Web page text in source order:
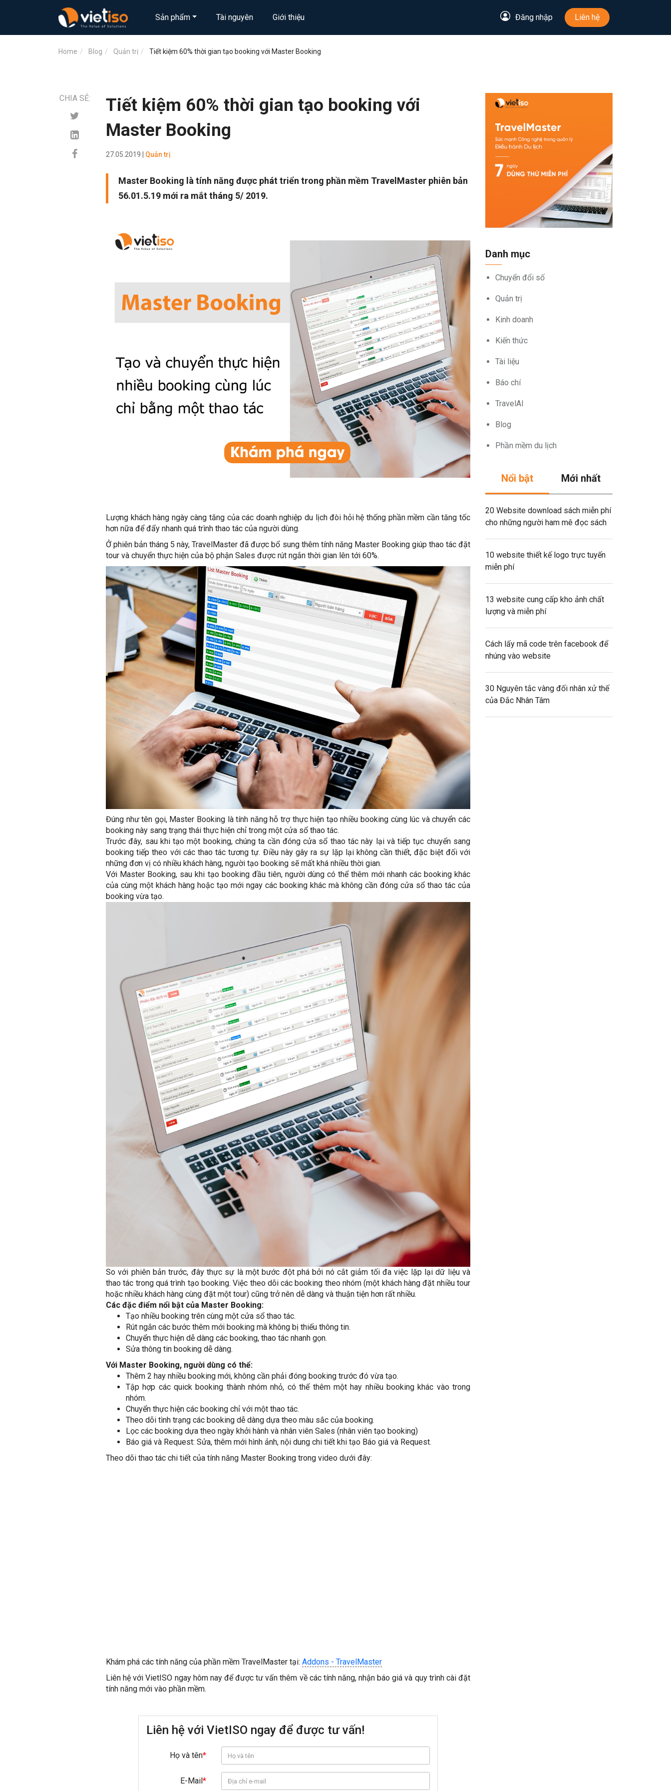
Sản phẩm Tài nguyên Giới thiệu Đăng nhập Liên hệ
Home Blog Quản trị Tiết kiệm 60% thời gian tạo booking với Master Booking
CHIA SẺ:
Tiết kiệm 60% thời gian tạo booking với
Master Booking
27.05.2019 | Quản trị
Master Booking là tính năng được phát triển trong phần mềm TravelMaster phiên bản
56.01.5.19 mới ra mắt tháng 5/ 2019.
Lượng khách hàng ngày càng tăng của các doanh nghiệp du lịch đòi hỏi hệ thống phần mềm cần tăng tốc
hơn nữa để đẩy nhanh quá trình thao tác của người dùng.
Ở phiên bản tháng 5 này, TravelMaster đã được bổ sung thêm tính năng Master Booking giúp thao tác đặt
tour và chuyển thực hiện của bộ phận Sales được rút ngắn thời gian lên tới 60%.
Đúng như tên gọi, Master Booking là tính năng hỗ trợ thực hiện tạo nhiều booking cùng lúc và chuyển các
booking này sang trạng thái thực hiện chỉ trong một cửa sổ thao tác.
Trước đây, sau khi tạo một booking, chúng ta cần đóng cửa sổ thao tác này lại và tiếp tục chuyển sang
booking tiếp theo với các thao tác tương tự. Điều này gây ra sự lặp lại không cần thiết, đặc biệt đối với
những đơn vị có nhiều khách hàng, người tạo booking sẽ mất khá nhiều thời gian.
Với Master Booking, sau khi tạo booking đầu tiên, người dùng có thể thêm mới nhanh các booking khác
của cùng một khách hàng hoặc tạo mới ngay các booking khác mà không cần đóng cửa sổ thao tác của
booking vừa tạo.
So với phiên bản trước, đây thực sự là một bước đột phá bởi nó cắt giảm tối đa việc lặp lại dữ liệu và
thao tác trong quá trình tạo booking. Việc theo dõi các booking theo nhóm (một khách hàng đặt nhiều tour
hoặc nhiều khách hàng cùng đặt một tour) cũng trở nên dễ dàng và thuận tiện hơn rất nhiều.
Các đặc điểm nổi bật của Master Booking:
Tạo nhiều booking trên cùng một cửa sổ thao tác.
Rút ngắn các bước thêm mới booking mà không bị thiếu thông tin.
Chuyển thực hiện dễ dàng các booking, thao tác nhanh gọn.
Sửa thông tin booking dễ dàng.
Với Master Booking, người dùng có thể:
Thêm 2 hay nhiều booking mới, không cần phải đóng booking trước đó vừa tạo.
Tập hợp các quick booking thành nhóm nhỏ, có thể thêm một hay nhiều booking khác vào trong
nhóm.
Chuyển thực hiện các booking chỉ với một thao tác.
Theo dõi tình trạng các booking dễ dàng dựa theo màu sắc của booking.
Lọc các booking dựa theo ngày khởi hành và nhân viên Sales (nhân viên tạo booking)
Báo giá và Request: Sửa, thêm mới hình ảnh, nội dung chi tiết khi tạo Báo giá và Request.
Theo dõi thao tác chi tiết của tính năng Master Booking trong video dưới đây:
Khám phá các tính năng của phần mềm TravelMaster tại: Addons - TravelMaster
Liên hệ với VietISO ngay hôm nay để được tư vấn thêm về các tính năng, nhận báo giá và quy trình cài đặt
tính năng mới vào phần mềm.
Liên hệ với VietISO ngay để được tư vấn!
Họ và tên*
E-Mail*
Danh mục
Chuyển đổi số
Quản trị
Kinh doanh
Kiến thức
Tài liệu
Báo chí
TravelAI
Blog
Phần mềm du lịch
Nổi bật Mới nhất
20 Website download sách miễn phí
cho những người ham mê đọc sách
10 website thiết kế logo trực tuyến
miễn phí
13 website cung cấp kho ảnh chất
lượng và miễn phí
Cách lấy mã code trên facebook để
nhúng vào website
30 Nguyên tắc vàng đối nhân xử thế
của Đắc Nhân Tâm